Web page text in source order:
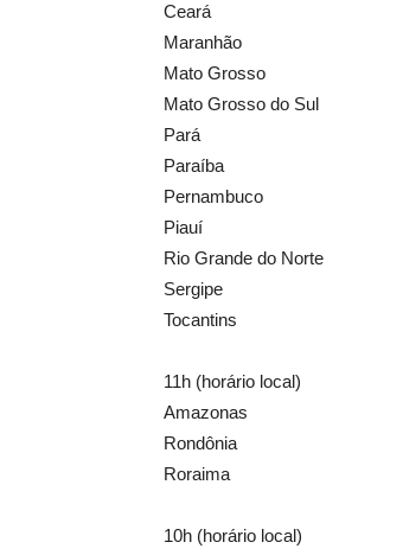
Ceará
Maranhão
Mato Grosso
Mato Grosso do Sul
Pará
Paraíba
Pernambuco
Piauí
Rio Grande do Norte
Sergipe
Tocantins
11h (horário local)
Amazonas
Rondônia
Roraima
10h (horário local)